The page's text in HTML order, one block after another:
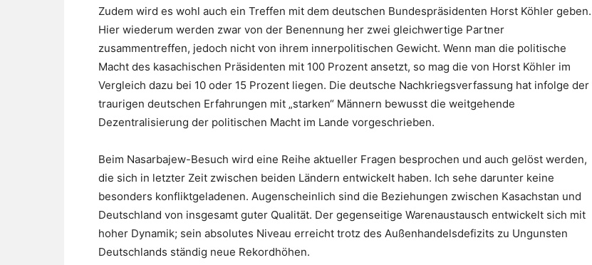
Zudem wird es wohl auch ein Treffen mit dem deutschen Bundespräsidenten Horst Köhler geben.
Hier wiederum werden zwar von der Benennung her zwei gleichwertige Partner
zusammentreffen, jedoch nicht von ihrem innerpolitischen Gewicht. Wenn man die politische
Macht des kasachischen Präsidenten mit 100 Prozent ansetzt, so mag die von Horst Köhler im
Vergleich dazu bei 10 oder 15 Prozent liegen. Die deutsche Nachkriegsverfassung hat infolge der
traurigen deutschen Erfahrungen mit „starken“ Männern bewusst die weitgehende
Dezentralisierung der politischen Macht im Lande vorgeschrieben.
Beim Nasarbajew-Besuch wird eine Reihe aktueller Fragen besprochen und auch gelöst werden,
die sich in letzter Zeit zwischen beiden Ländern entwickelt haben. Ich sehe darunter keine
besonders konfliktgeladenen. Augenscheinlich sind die Beziehungen zwischen Kasachstan und
Deutschland von insgesamt guter Qualität. Der gegenseitige Warenaustausch entwickelt sich mit
hoher Dynamik; sein absolutes Niveau erreicht trotz des Außenhandelsdefizits zu Ungunsten
Deutschlands ständig neue Rekordhöhen.